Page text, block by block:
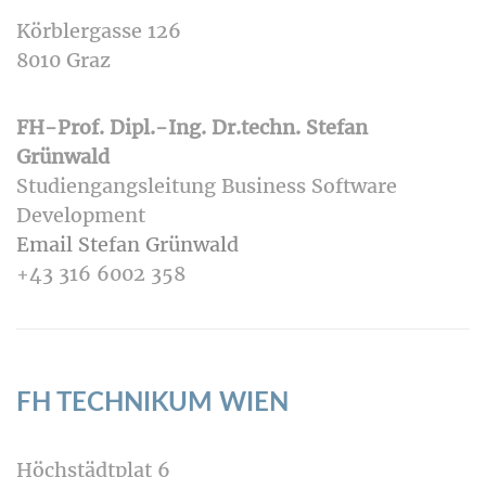
Körblergasse 126
8010 Graz
FH-Prof. Dipl.-Ing. Dr.techn. Stefan
Grünwald
Studiengangsleitung Business Software
Development
Email Stefan Grünwald
+43 316 6002 358
FH TECHNIKUM WIEN
Höchstädtplat 6